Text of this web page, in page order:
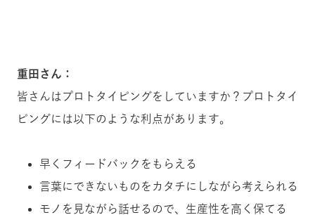
重田さん：
皆さんはプロトタイピングをしていますか？プロトタイ
ピングには以下のような利点があります。
早くフィードバックをもらえる
言葉にできないものをカタチにしながら考えられる
モノを見ながら話せるので、生産性を高く保てる